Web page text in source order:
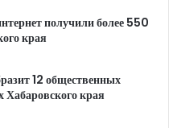
получили более 550
края
12 общественных
Хабаровского края